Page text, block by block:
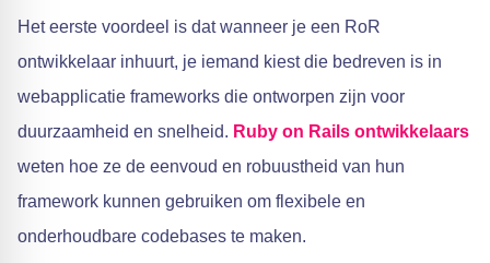
Het eerste voordeel is dat wanneer je een RoR
ontwikkelaar inhuurt, je iemand kiest die bedreven is in
webapplicatie frameworks die ontworpen zijn voor
duurzaamheid en snelheid. Ruby on Rails ontwikkelaars
weten hoe ze de eenvoud en robuustheid van hun
framework kunnen gebruiken om flexibele en
onderhoudbare codebases te maken.